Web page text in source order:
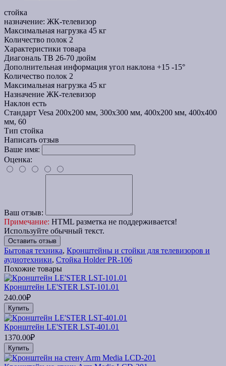
стойка
назначение: ЖК-телевизор
Максимальная нагрузка 45 кг
Количество полок 2
Характеристики товара
Диагональ ТВ 26-70 дюйм
Дополнительная информация угол наклона +15 -15°
Количество полок 2
Максимальная нагрузка 45 кг
Назначение ЖК-телевизор
Наклон есть
Стандарт Vesa 200x200 мм, 300x300 мм, 400x200 мм, 400x400
мм, 60
Тип стойка
Написать отзыв
Ваше имя:
Оценка:
Ваш отзыв:
Примечание: HTML разметка не поддерживается!
Используйте обычный текст.
Оставить отзыв
Бытовая техника, Кронштейны и стойки для телевизоров и
аудиотехники, Стойка Holder PR-106
Похожие товары
Кронштейн LE'STER LST-101.01
240.00₽
Купить
Кронштейн LE'STER LST-401.01
1370.00₽
Купить